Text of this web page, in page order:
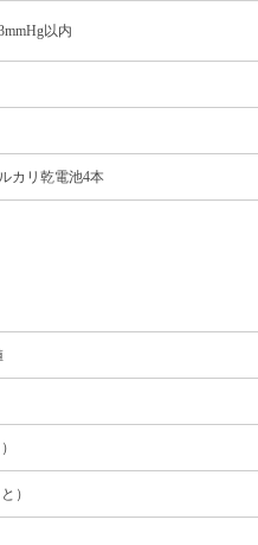
以内
カリ乾電池4本
）